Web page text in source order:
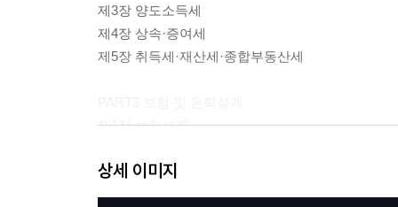
제3장 양도소득세
제4장 상속·증여세
제5장 취득세·재산세·종합부동산세
제1장 보험설계
실전모의고사
상세 이미지